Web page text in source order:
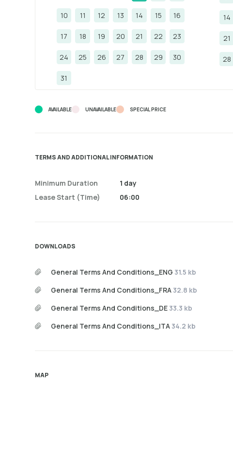
10 11 12 13 14 15 16
17 18 19 20 21 22 23
24 25 26 27 28 29 30
31
14
21
28
AVAILABLE UNAVAILABLE SPECIAL PRICE
TERMS AND ADDITIONAL INFORMATION
Minimum Duration
Lease Start (time)
1 day
06:00
DOWNLOADS
General Terms And Conditions_ENG 31.5 kb
General Terms And Conditions_FRA 32.8 kb
General Terms And Conditions_DE 33.3 kb
General Terms And Conditions_ITA 34.2 kb
MAP